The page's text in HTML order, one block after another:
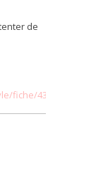
de
fiche/435